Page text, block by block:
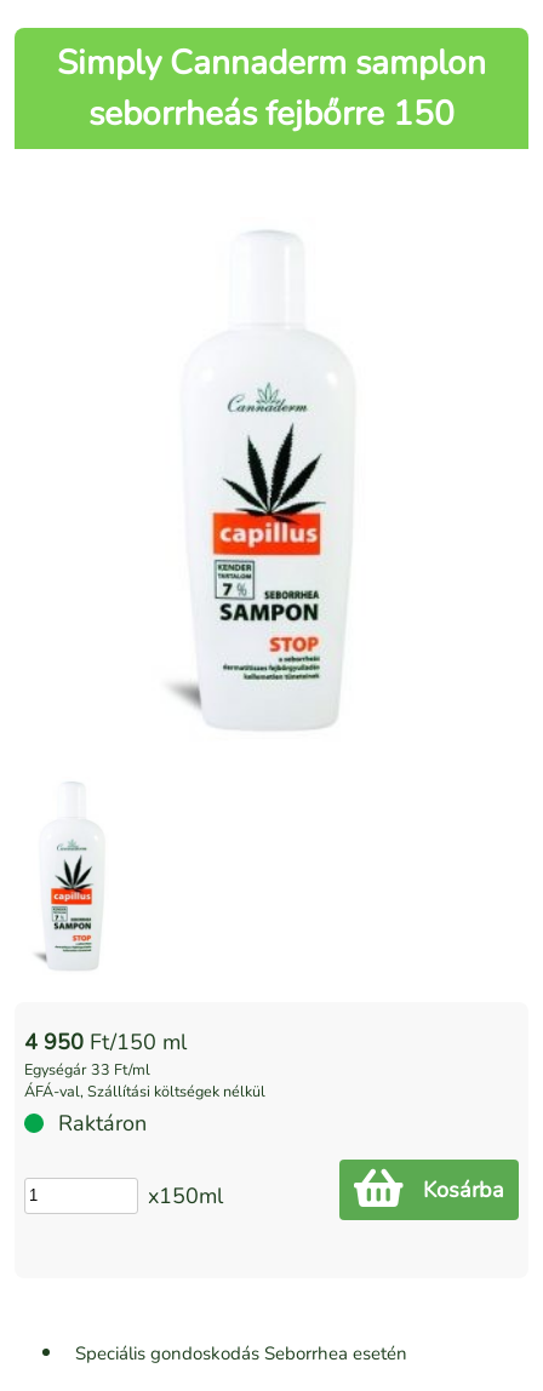
Simply Cannaderm samplon
seborrheás fejbőrre 150
4 950 Ft/150 ml
Egységár 33 Ft/ml
ÁFÁ-val, Szállítási költségek nélkül
Raktáron
x150ml Kosárba
Speciális gondoskodás Seborrhea esetén